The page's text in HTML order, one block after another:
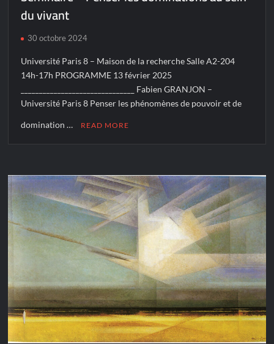
du vivant
30 octobre 2024
Université Paris 8 – Maison de la recherche Salle A2-204
14h-17h PROGRAMME 13 février 2025
_______________________________ Fabien GRANJON –
Université Paris 8 Penser les phénomènes de pouvoir et de
domination … READ MORE